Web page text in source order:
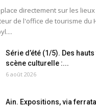
directement sur les
de l'office de tourisme du
Série d’été (1/5). Des
scène culturelle :...
6 août 2026
Ain. Expositions, via